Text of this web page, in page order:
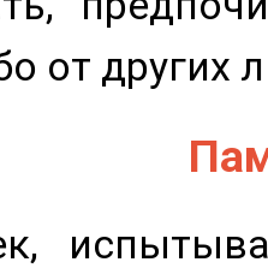
от других